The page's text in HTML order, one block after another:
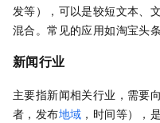
发等），可以是较短文本、
混合。常见的应用如淘宝头
新闻行业
主要指新闻相关行业，需要
者，发布地域 ，时间等），